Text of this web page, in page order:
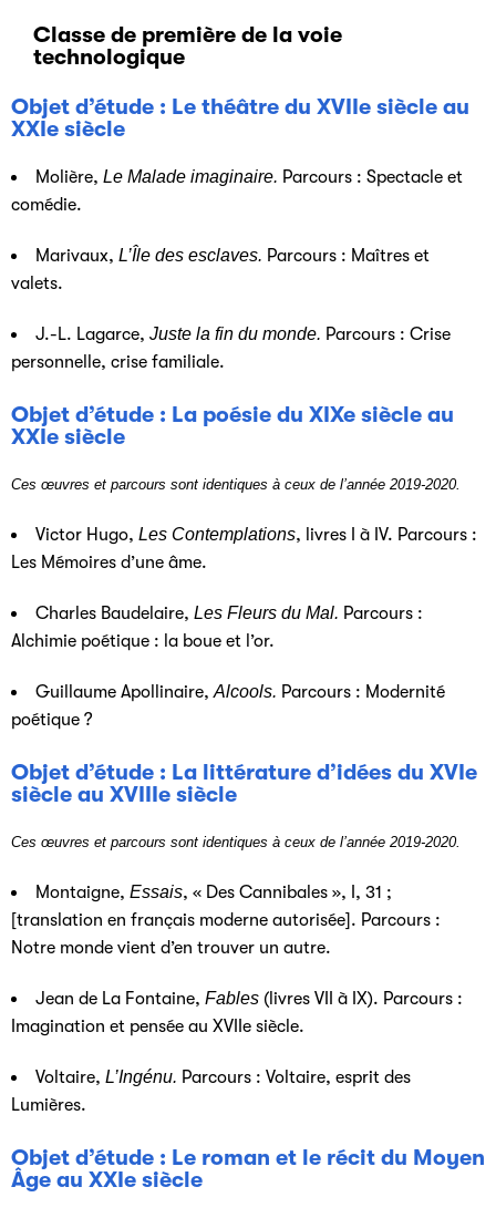
Classe de première de la voie
technologique
Objet d’étude : Le théâtre du XVIIe siècle au
XXIe siècle
Molière, Le Malade imaginaire. Parcours : Spectacle et
comédie.
Marivaux, L’Île des esclaves. Parcours : Maîtres et
valets.
J.-L. Lagarce, Juste la fin du monde. Parcours : Crise
personnelle, crise familiale.
Objet d’étude : La poésie du XIXe siècle au
XXIe siècle
Ces œuvres et parcours sont identiques à ceux de l’année 2019-2020.
Victor Hugo, Les Contemplations, livres I à IV. Parcours :
Les Mémoires d’une âme.
Charles Baudelaire, Les Fleurs du Mal. Parcours :
Alchimie poétique : la boue et l’or.
Guillaume Apollinaire,Alcools. Parcours : Modernité
poétique ?
Objet d’étude : La littérature d’idées du XVIe
siècle au XVIIIe siècle
Ces œuvres et parcours sont identiques à ceux de l’année 2019-2020.
Montaigne, Essais, « Des Cannibales », I, 31 ;
[translation en français moderne autorisée]. Parcours :
Notre monde vient d’en trouver un autre.
Jean de La Fontaine, Fables (livres VII à IX). Parcours :
Imagination et pensée au XVIIe siècle.
Voltaire, L’Ingénu. Parcours : Voltaire, esprit des
Lumières.
Objet d’étude : Le roman et le récit du Moyen
Âge au XXIe siècle